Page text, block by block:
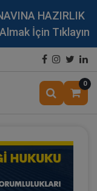
HAZIRLIK
İçin Tıklayın
0